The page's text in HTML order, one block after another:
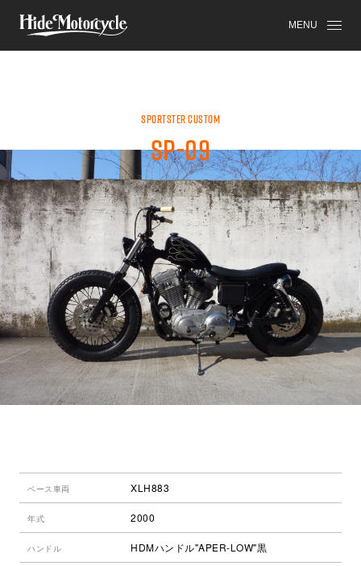
MENU
SPORTSTER
SPORTSTER CUSTOM
SP-09
ベース車両 XLH883
年式 2000
ハンドル HDMハンドル"APER-LOW"黒